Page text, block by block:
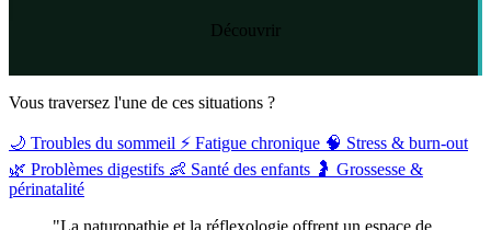
Découvrir
Vous traversez l'une de ces situations ?
🌙 Troubles du sommeil ⚡ Fatigue chronique 🧠 Stress & burn-out
🌿 Problèmes digestifs 👶 Santé des enfants 🤰 Grossesse &
périnatalité